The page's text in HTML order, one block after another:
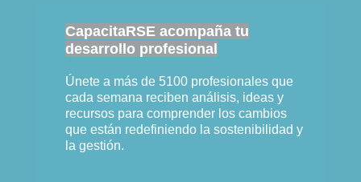
CapacitaRSE acompaña tu
desarrollo profesional
Únete a más de 5100 profesionales que
cada semana reciben análisis, ideas y
recursos para comprender los cambios
que están redefiniendo la sostenibilidad y
la gestión.